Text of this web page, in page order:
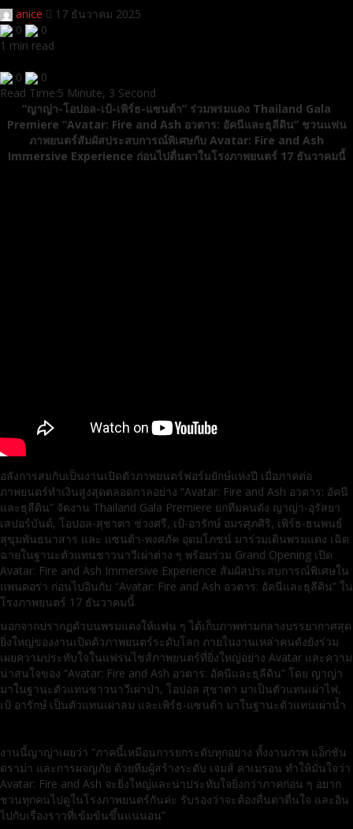
anice
17 ธันวาคม 2025
0
0
1 min read
0
0
Read Time:5 Minute, 3 Second
“ญาญ่า-โอปอล-เป้-เพิร์ธ-แซนต้า” ร่วมพรมแดง Thailand Gala
Premiere “Avatar: Fire and Ash อวตาร: อัคนีและธุลีดิน” ชวนแฟน
ภาพยนตร์สัมผัสประสบการณ์พิเศษกับ Avatar: Fire and Ash
Immersive Experience ก่อนไปตื่นตาในโรงภาพยนตร์ 17 ธันวาคมนี้
อลังการสมกับเป็นงานเปิดตัวภาพยนตร์ฟอร์มยักษ์แห่งปี เมื่อภาคต่อ
ภาพยนตร์ทำเงินสูงสุดตลอดกาลอย่าง “Avatar: Fire and Ash อวตาร: อัคนี
และธุลีดิน” จัดงาน Thailand Gala Premiere ยกทีมคนดัง ญาญ่า-อุรัสยา
เสปอร์บันด์, โอปอล-สุชาตา ช่วงศรี, เป้-อารักษ์ อมรศุภศิริ, เพิร์ธ-ธนพนธ์
สุขุมพันธนาสาร และ แซนต้า-พงศภัค อุดมโภชน์ มาร่วมเดินพรมแดง เฉิด
ฉายในฐานะตัวแทนชาวนาวีเผ่าต่าง ๆ พร้อมร่วม Grand Opening เปิด
Avatar: Fire and Ash Immersive Experience สัมผัสประสบการณ์พิเศษใน
แพนดอร่า ก่อนไปอินกับ “Avatar: Fire and Ash อวตาร: อัคนีและธุลีดิน” ใน
โรงภาพยนตร์ 17 ธันวาคมนี้
นอกจากปรากฏตัวบนพรมแดงให้แฟน ๆ ได้เก็บภาพท่ามกลางบรรยากาศสุด
ยิ่งใหญ่ของงานเปิดตัวภาพยนตร์ระดับโลก ภายในงานเหล่าคนดังยังร่วม
เผยความประทับใจในแฟรนไชส์ภาพยนตร์ที่ยิ่งใหญ่อย่าง Avatar และความ
น่าสนใจของ “Avatar: Fire and Ash อวตาร: อัคนีและธุลีดิน” โดย ญาญ่า
มาในฐานะตัวแทนชาวนาวีเผ่าป่า, โอปอล สุชาตา มาเป็นตัวแทนเผ่าไฟ,
เป้ อารักษ์ เป็นตัวแทนเผ่าลม และเพิร์ธ-แซนต้า มาในฐานะตัวแทนเผ่าน้ำ
งานนี้ญาญ่าเผยว่า “ภาคนี้เหมือนการยกระดับทุกอย่าง ทั้งงานภาพ แอ็กชัน
ดราม่า และการผจญภัย ด้วยทีมผู้สร้างระดับ เจมส์ คาเมรอน ทำให้มั่นใจว่า
Avatar: Fire and Ash จะยิ่งใหญ่และน่าประทับใจยิ่งกว่าภาคก่อน ๆ อยาก
ชวนทุกคนไปดูในโรงภาพยนตร์กันค่ะ รับรองว่าจะต้องตื่นตาตื่นใจ และอิน
ไปกับเรื่องราวที่เข้มข้นขึ้นแน่นอน”